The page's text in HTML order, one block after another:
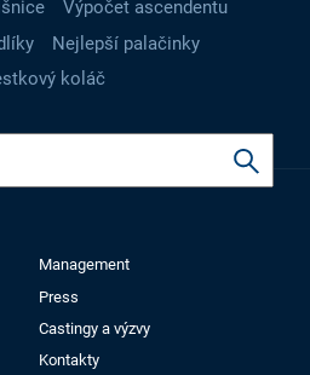
Výpočet ascendentu
Nejlepší palačinky
koláč
Management
Press
Castingy a výzvy
Kontakty